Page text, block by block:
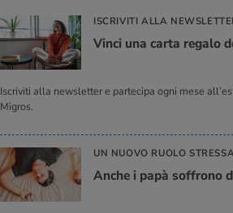
ISCRIVITI ALLA
Vinci una carta regalo
Iscriviti alla newsletter e partecipa ogni mese
Migros.
UN NUOVO RUOLO
Anche i papà soffrono